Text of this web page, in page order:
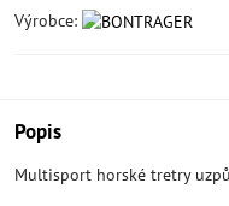
Výrobce:
Popis
Multisport horské tretry